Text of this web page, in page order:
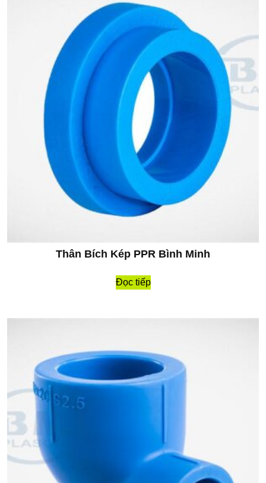
Thân Bích Kép PPR Bình Minh
Đọc tiếp